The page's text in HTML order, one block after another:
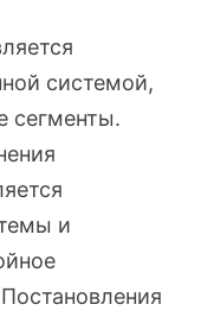
системой,
сегменты.
и